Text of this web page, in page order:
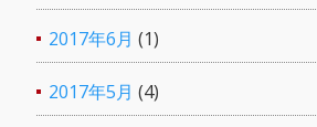
2017年6月 (1)
2017年5月 (4)